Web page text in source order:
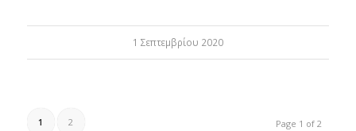
1 Σεπτεμβρίου 2020
Page 1 of 2
1 2